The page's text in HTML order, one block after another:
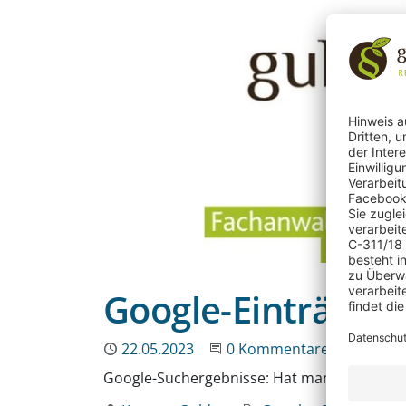
Google-Einträge:
Publiziert
22.05.2023 Beginne eine Unterhaltung
0 Kommentare
Google-Suchergebnisse: Hat man ein Recht